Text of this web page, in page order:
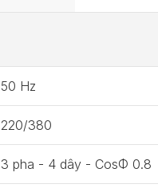
50 Hz
220/380
3 pha - 4 dây - CosΦ 0.8